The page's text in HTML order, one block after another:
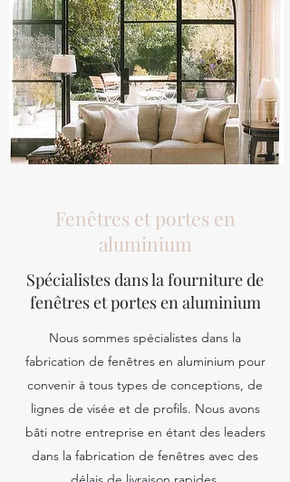
Fenêtres et portes en
aluminium
Spécialistes dans la fourniture de
fenêtres et portes en aluminium
Nous sommes spécialistes dans la
fabrication de fenêtres en aluminium pour
convenir à tous types de conceptions, de
lignes de visée et de profils. Nous avons
bâti notre entreprise en étant des leaders
dans la fabrication de fenêtres avec des